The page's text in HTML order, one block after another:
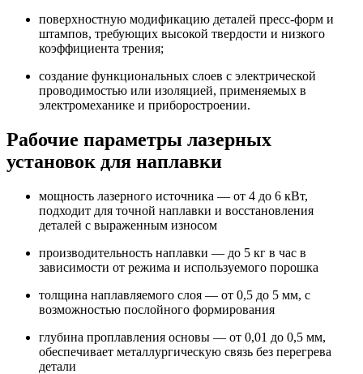
поверхностную модификацию деталей пресс-форм и
штампов, требующих высокой твердости и низкого
коэффициента трения;
создание функциональных слоев с электрической
проводимостью или изоляцией, применяемых в
электромеханике и приборостроении.
Рабочие параметры лазерных
установок для наплавки
мощность лазерного источника — от 4 до 6 кВт,
подходит для точной наплавки и восстановления
деталей с выраженным износом
производительность наплавки — до 5 кг в час в
зависимости от режима и используемого порошка
толщина наплавляемого слоя — от 0,5 до 5 мм, с
возможностью послойного формирования
глубина проплавления основы — от 0,01 до 0,5 мм,
обеспечивает металлургическую связь без перегрева
детали